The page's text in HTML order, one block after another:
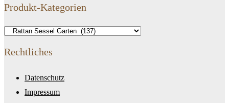
Produkt-Kategorien
Rechtliches
Datenschutz
Impressum